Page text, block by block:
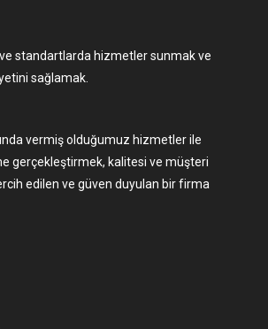
standartlarda hizmetler sunmak ve
sağlamak.
vermiş olduğumuz hizmetler ile
gerçekleştirmek, kalitesi ve müşteri
edilen ve güven duyulan bir firma